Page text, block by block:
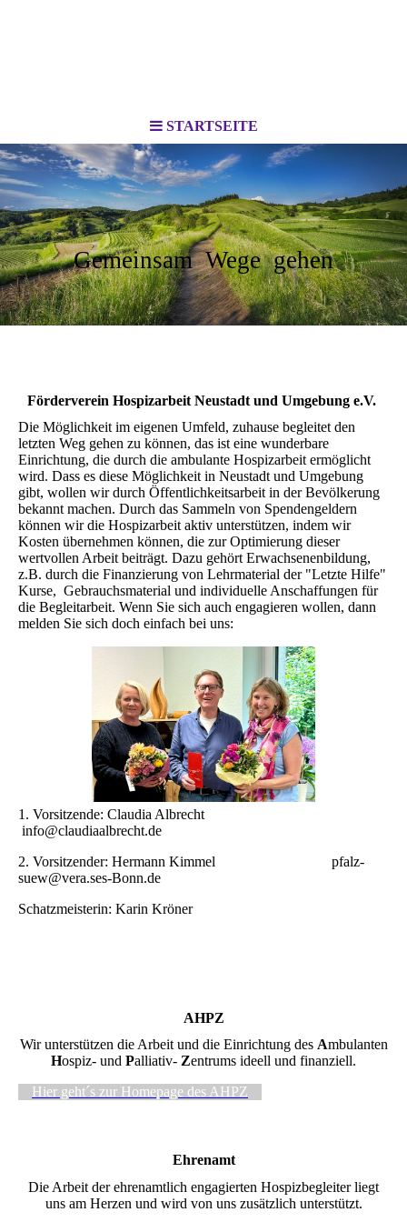
STARTSEITE
Gemeinsam Wege gehen
Förderverein Hospizarbeit Neustadt und Umgebung e.V.
Die Möglichkeit im eigenen Umfeld, zuhause begleitet den
letzten Weg gehen zu können, das ist eine wunderbare
Einrichtung, die durch die ambulante Hospizarbeit ermöglicht
wird. Dass es diese Möglichkeit in Neustadt und Umgebung
gibt, wollen wir durch Öffentlichkeitsarbeit in der Bevölkerung
bekannt machen. Durch das Sammeln von Spendengeldern
können wir die Hospizarbeit aktiv unterstützen, indem wir
Kosten übernehmen können, die zur Optimierung dieser
wertvollen Arbeit beiträgt. Dazu gehört Erwachsenenbildung,
z.B. durch die Finanzierung von Lehrmaterial der "Letzte Hilfe"
Kurse, Gebrauchsmaterial und individuelle Anschaffungen für
die Begleitarbeit. Wenn Sie sich auch engagieren wollen, dann
melden Sie sich doch einfach bei uns:
1. Vorsitzende: Claudia Albrecht
info@claudiaalbrecht.de
2. Vorsitzender: Hermann Kimmel pfalz-
suew@vera.ses-Bonn.de
Schatzmeisterin: Karin Kröner
AHPZ
Wir unterstützen die Arbeit und die Einrichtung des Ambulanten
Hospiz- und Palliativ- Zentrums ideell und finanziell.
Hier geht´s zur Homepage des AHPZ
Ehrenamt
Die Arbeit der ehrenamtlich engagierten Hospizbegleiter liegt
uns am Herzen und wird von uns zusätzlich unterstützt.